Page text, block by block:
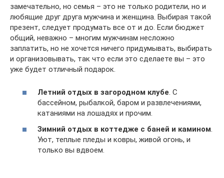
замечательно, но семья – это не только родители, но и
любящие друг друга мужчина и женщина. Выбирая такой
презент, следует продумать все от и до. Если бюджет
общий, неважно – многим мужчинам несложно
заплатить, но не хочется ничего придумывать, выбирать
и организовывать, так что если это сделаете вы – это
уже будет отличный подарок.
Летний отдых в загородном клубе. С
бассейном, рыбалкой, баром и развлечениями,
катаниями на лошадях и прочим.
Зимний отдых в коттедже с баней и камином.
Уют, теплые пледы и ковры, живой огонь, и
только вы вдвоем.